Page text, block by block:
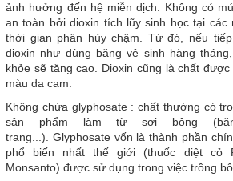
ảnh hưởng đến hệ miễn dịch. Không có
an toàn bởi dioxin tích lũy sinh học tại
thời gian phân hủy chậm. Từ đó, nếu
dioxin như dùng băng vệ sinh hàng
khỏe sẽ tăng cao. Dioxin cũng là chất
màu da cam.
Không chứa glyphosate : chất thường có
sản phẩm làm từ sợi bông
trang...). Glyphosate vốn là thành phần
phổ biến nhất thế giới (thuốc diệt cỏ
Monsanto) được sử dụng trong việc trồng